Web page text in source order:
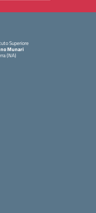
Superiore
Munari
(NA)